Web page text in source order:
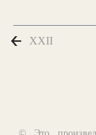
XXII